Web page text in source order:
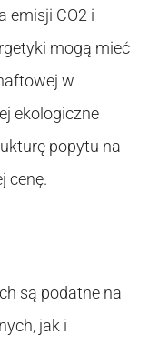
emisji CO2 i
mogą mieć
w
ekologiczne
popytu na
cenę.
są podatne na
jak i